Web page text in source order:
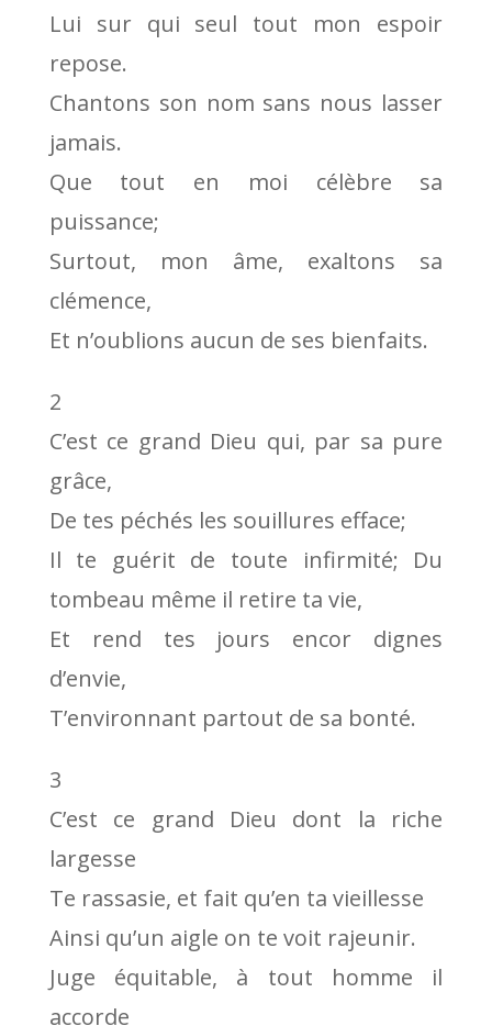
Lui sur qui seul tout mon espoir
repose.
Chantons son nom sans nous lasser
jamais.
Que tout en moi célèbre sa
puissance;
Surtout, mon âme, exaltons sa
clémence,
Et n’oublions aucun de ses bienfaits.
2
C’est ce grand Dieu qui, par sa pure
grâce,
De tes péchés les souillures efface;
Il te guérit de toute infirmité; Du
tombeau même il retire ta vie,
Et rend tes jours encor dignes
d’envie,
T’environnant partout de sa bonté.
3
C’est ce grand Dieu dont la riche
largesse
Te rassasie, et fait qu’en ta vieillesse
Ainsi qu’un aigle on te voit rajeunir.
Juge équitable, à tout homme il
accorde